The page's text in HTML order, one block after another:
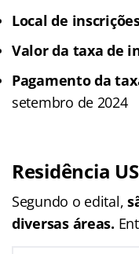
Local de
Valor da taxa de
Pagamento da
setembro de 2024
Residência
Segundo o edital,
diversas áreas.